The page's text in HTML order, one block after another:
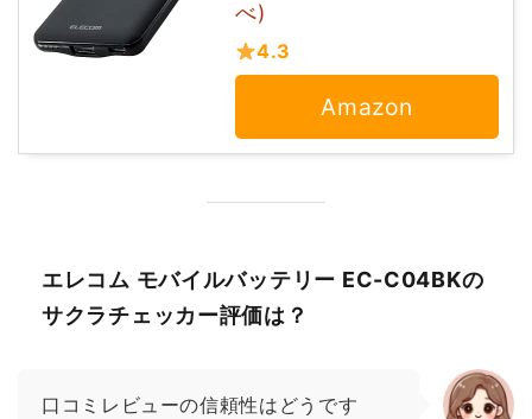
べ)
4.3
Amazon
エレコム モバイルバッテリー EC-C04BKの
サクラチェッカー評価は？
口コミレビューの信頼性はどうです